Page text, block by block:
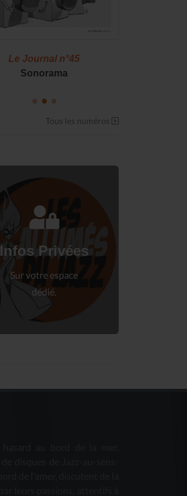
Le Journal n°45
Sonorama
Tous les numéros
Infos Privées
Sur votre espace
dédié.
Connectez-vous